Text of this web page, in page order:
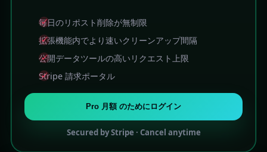
毎日のリポスト削除が無制限
拡張機能内でより速いクリーンアップ間隔
公開データツールの高いリクエスト上限
Stripe 請求ポータル
Pro 月額 のためにログイン
Secured by Stripe · Cancel anytime